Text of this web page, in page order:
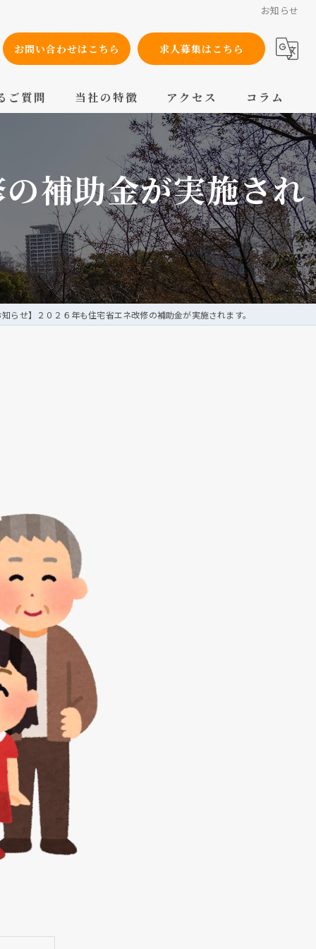
お知らせ
お問い合わせはこちら 求人募集はこちら
ご質問 当社の特徴
内装工事
メンテナンス
配管工事
交換
アクセス コラム
補助金が実施され
らせ】２０２６年も住宅省エネ改修の補助金が実施されます。